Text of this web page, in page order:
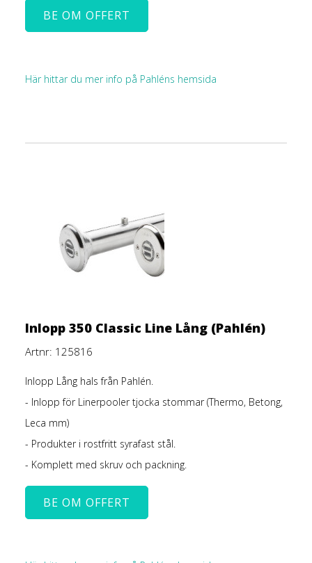
BE OM OFFERT
Här hittar du mer info på Pahléns hemsida
Inlopp 350 Classic Line Lång (Pahlén)
Artnr: 125816
Inlopp Lång hals från Pahlén.
- Inlopp för Linerpooler tjocka stommar (Thermo, Betong,
Leca mm)
- Produkter i rostfritt syrafast stål.
- Komplett med skruv och packning.
BE OM OFFERT